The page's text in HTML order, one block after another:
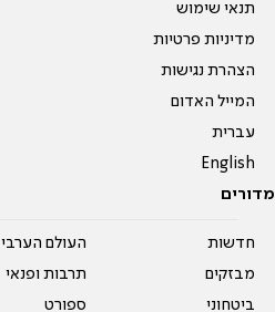
תנאי שימוש
מדיניות פרטיות
הצהרת נגישות
המייל האדום
עברית
English
מדורים
חדשות
מבזקים
ביטחוני
העולם הערבי
תרבות ופנאי
ספורט